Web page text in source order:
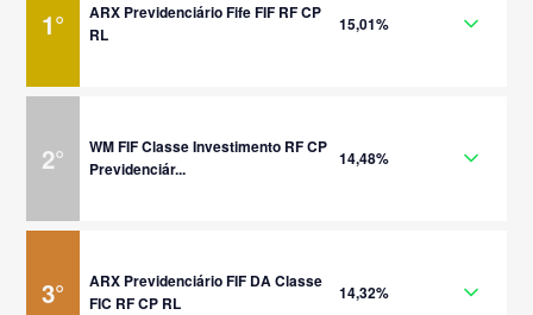
1°
ARX Previdenciário Fife FIF RF CP
RL
15,01%
2°
WM FIF Classe Investimento RF CP
Previdenciár...
14,48%
3°
ARX Previdenciário FIF DA Classe
FIC RF CP RL
14,32%